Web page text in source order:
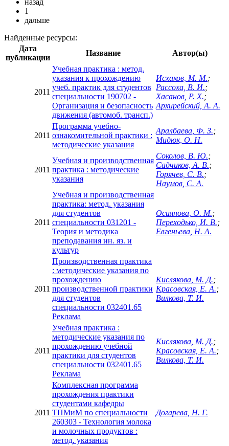
1
дальше
Найденные ресурсы:
Дата
публикации
Название Автор(ы)
2011
Учебная практика : метод.
указания к прохождению
учеб. практик для студентов
специальности 190702 -
Организация и безопасность
движения (автомоб. трансп.)
Исхаков, М. М.;
Рассоха, В. И.;
Хасанов, Р. Х.;
Архирейский, А. А.
2011
Программа учебно-
ознакомительной практики :
методические указания
Аралбаева, Ф. З.;
Мидюк, О. Н.
2011
Учебная и производственная
практика : методические
указания
Соколов, В. Ю.;
Садчиков, А. В.;
Горячев, С. В.;
Наумов, С. А.
2011
Учебная и производственная
практика: метод. указания
для студентов
специальности 031201 -
Теория и методика
преподавания ин. яз. и
культур
Осиянова, О. М.;
Переходько, И. В.;
Евгеньева, Н. А.
2011
Производственная практика
: методические указания по
прохождению
производственной практики
для студентов
специальности 032401.65
Реклама
Кислякова, М. Д.;
Красовская, Е. А.;
Вилкова, Т. И.
2011
Учебная практика :
методические указания по
прохождению учебной
практики для студентов
специальности 032401.65
Реклама
Кислякова, М. Д.;
Красовская, Е. А.;
Вилкова, Т. И.
2011
Комплексная программа
прохождения практики
студентами кафедры
ТПМиМ по специальности
260303 - Технология молока
и молочных продуктов :
метод. указания
Догарева, Н. Г.